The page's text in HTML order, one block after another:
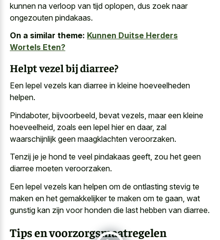
kunnen na verloop van tijd oplopen, dus zoek naar
ongezouten pindakaas.
On a similar theme: Kunnen Duitse Herders
Wortels Eten?
Helpt vezel bij diarree?
Een lepel vezels kan diarree in kleine hoeveelheden
helpen.
Pindaboter, bijvoorbeeld, bevat vezels, maar een kleine
hoeveelheid, zoals een lepel hier en daar, zal
waarschijnlijk geen maagklachten veroorzaken.
Tenzij je je hond te veel pindakaas geeft, zou het geen
diarree moeten veroorzaken.
Een lepel vezels kan helpen om de ontlasting stevig te
maken en het gemakkelijker te maken om te gaan, wat
gunstig kan zijn voor honden die last hebben van diarree.
Tips en voorzorgsmaatregelen